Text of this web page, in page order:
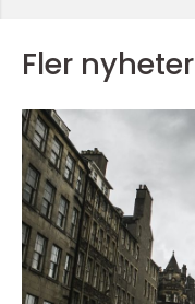
Fler nyheter